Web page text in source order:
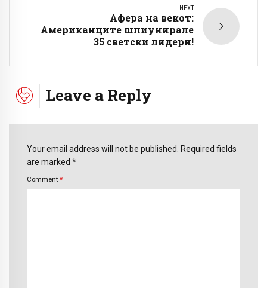
NEXT
Афера на векот:
Американците шпиунирале
35 светски лидери!
Leave a Reply
Your email address will not be published. Required fields
are marked *
Comment *